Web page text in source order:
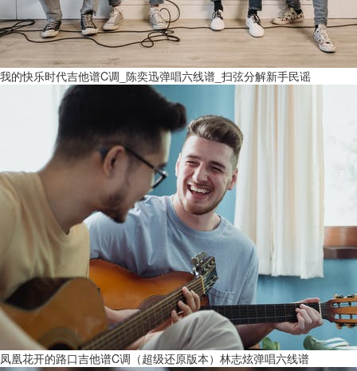
我的快乐时代吉他谱C调_陈奕迅弹唱六线谱_扫弦分解新手民谣
凤凰花开的路口吉他谱C调（超级还原版本）林志炫弹唱六线谱